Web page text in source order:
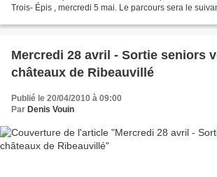
Trois- Épis , mercredi 5 mai. Le parcours sera le
Mercredi 28 avril - Sortie seniors
châteaux de Ribeauvillé
Publié le 20/04/2010 à 09:00
Par Denis Vouin